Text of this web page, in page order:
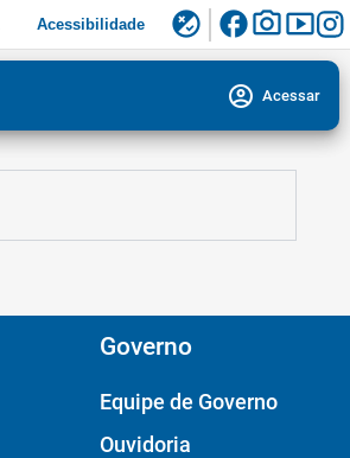
Acessibilidade flaky facebookphoto_camerasmart_display
account_circle Acessar
Governo
Equipe de Governo
Ouvidoria